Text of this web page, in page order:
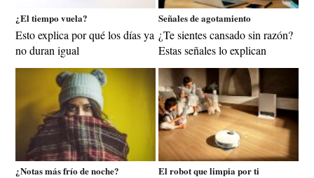
¿El tiempo vuela?
Esto explica por qué los días ya
no duran igual
Señales de agotamiento
¿Te sientes cansado sin razón?
Estas señales lo explican
¿Notas más frío de noche? El robot que limpia por ti